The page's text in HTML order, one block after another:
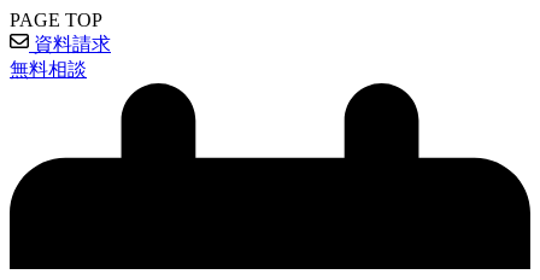
PAGE TOP
資料請求
無料相談